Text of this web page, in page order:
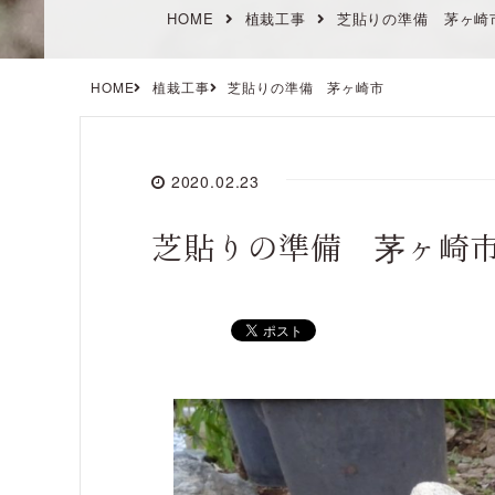
HOME 植栽工事 芝貼りの準備 茅ヶ崎
HOME 植栽工事 芝貼りの準備 茅ヶ崎市
2020.02.23
芝貼りの準備 茅ヶ崎